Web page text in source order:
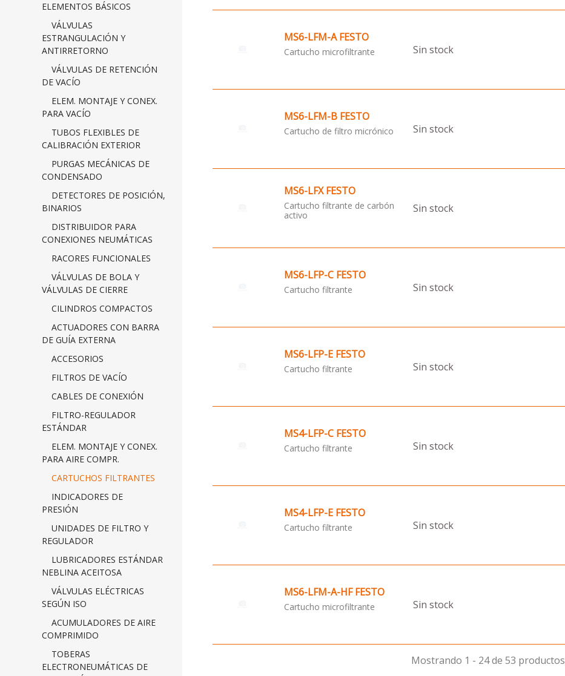
ELEMENTOS BÁSICOS
VÁLVULAS
ESTRANGULACIÓN Y
ANTIRRETORNO
VÁLVULAS DE RETENCIÓN
DE VACÍO
ELEM. MONTAJE Y CONEX.
PARA VACÍO
TUBOS FLEXIBLES DE
CALIBRACIÓN EXTERIOR
PURGAS MECÁNICAS DE
CONDENSADO
DETECTORES DE POSICIÓN,
BINARIOS
DISTRIBUIDOR PARA
CONEXIONES NEUMÁTICAS
RACORES FUNCIONALES
VÁLVULAS DE BOLA Y
VÁLVULAS DE CIERRE
CILINDROS COMPACTOS
ACTUADORES CON BARRA
DE GUÍA EXTERNA
ACCESORIOS
FILTROS DE VACÍO
CABLES DE CONEXIÓN
FILTRO-REGULADOR
ESTÁNDAR
ELEM. MONTAJE Y CONEX.
PARA AIRE COMPR.
CARTUCHOS FILTRANTES
INDICADORES DE
PRESIÓN
UNIDADES DE FILTRO Y
REGULADOR
LUBRICADORES ESTÁNDAR
NEBLINA ACEITOSA
VÁLVULAS ELÉCTRICAS
SEGÚN ISO
ACUMULADORES DE AIRE
COMPRIMIDO
TOBERAS
ELECTRONEUMÁTICAS DE
MS6-LFM-A FESTO
Cartucho microfiltrante Sin stock
MS6-LFM-B FESTO
Cartucho de filtro micrónico Sin stock
MS6-LFX FESTO
Cartucho filtrante de carbón
activo
Sin stock
MS6-LFP-C FESTO
Cartucho filtrante Sin stock
MS6-LFP-E FESTO
Cartucho filtrante Sin stock
MS4-LFP-C FESTO
Cartucho filtrante Sin stock
MS4-LFP-E FESTO
Cartucho filtrante Sin stock
MS6-LFM-A-HF FESTO
Cartucho microfiltrante Sin stock
Mostrando 1 - 24 de 53 productos